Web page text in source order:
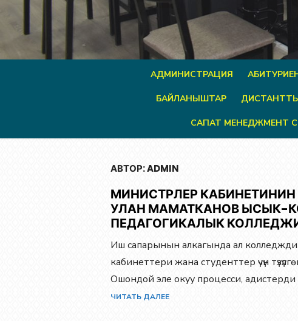
АДМИНИСТРАЦИЯ
БАЙЛАНЫШТАР
САПАТ МЕНЕДЖМЕНТ
АВТОР:ADMIN
МИНИСТРЛЕР
УЛАН МАМАТКАНОВ ЫСЫК-
ПЕДАГОГИКАЛЫК
Иш сапарынын алкагында ал
кабинеттери жана студенттер үчүн
Ошондой эле окуу процесси,
ЧИТАТЬ ДАЛЕЕ